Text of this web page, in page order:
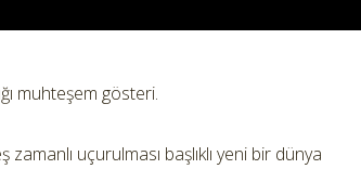
muhteşem gösteri.
uçurulması başlıklı yeni bir dünya